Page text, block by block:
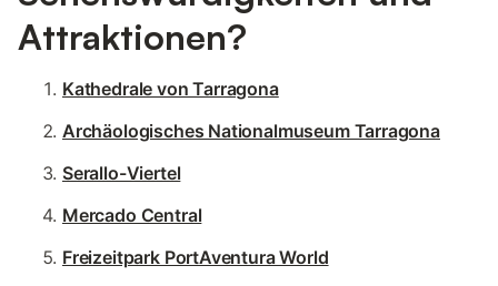
Attraktionen?
Kathedrale von Tarragona
Archäologisches Nationalmuseum Tarragona
Serallo-Viertel
Mercado Central
Freizeitpark PortAventura World